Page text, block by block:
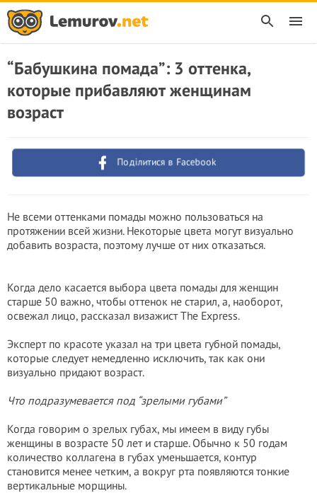
“Бабушкина помада”: 3 оттенка,
которые прибавляют женщинам
возраст
Поділитися в Facebook
Не всеми оттенками помады можно пользоваться на
протяжении всей жизни. Некоторые цвета могут визуально
добавить возраста, поэтому лучше от них отказаться.
Когда дело касается выбора цвета помады для женщин
старше 50 важно, чтобы оттенок не старил, а, наоборот,
освежал лицо, рассказал визажист The Express.
Эксперт по красоте указал на три цвета губной помады,
которые следует немедленно исключить, так как они
визуально придают возраст.
Что подразумевается под “зрелыми губами”
Когда говорим о зрелых губах, мы имеем в виду губы
женщины в возрасте 50 лет и старше. Обычно к 50 годам
количество коллагена в губах уменьшается, контур
становится менее четким, а вокруг рта появляются тонкие
вертикальные морщины.